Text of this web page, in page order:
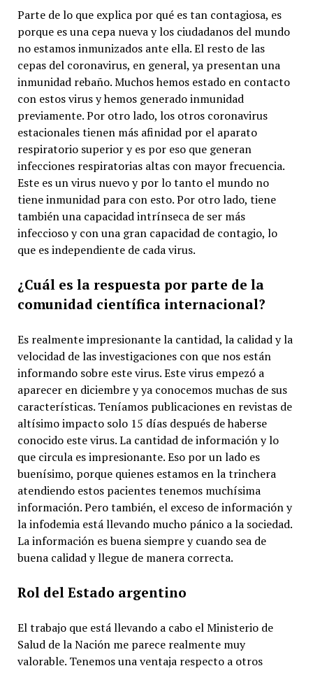
Parte de lo que explica por qué es tan contagiosa, es
porque es una cepa nueva y los ciudadanos del mundo
no estamos inmunizados ante ella. El resto de las
cepas del coronavirus, en general, ya presentan una
inmunidad rebaño. Muchos hemos estado en contacto
con estos virus y hemos generado inmunidad
previamente. Por otro lado, los otros coronavirus
estacionales tienen más afinidad por el aparato
respiratorio superior y es por eso que generan
infecciones respiratorias altas con mayor frecuencia.
Este es un virus nuevo y por lo tanto el mundo no
tiene inmunidad para con esto. Por otro lado, tiene
también una capacidad intrínseca de ser más
infeccioso y con una gran capacidad de contagio, lo
que es independiente de cada virus.
¿Cuál es la respuesta por parte de la
comunidad científica internacional?
Es realmente impresionante la cantidad, la calidad y la
velocidad de las investigaciones con que nos están
informando sobre este virus. Este virus empezó a
aparecer en diciembre y ya conocemos muchas de sus
características. Teníamos publicaciones en revistas de
altísimo impacto solo 15 días después de haberse
conocido este virus. La cantidad de información y lo
que circula es impresionante. Eso por un lado es
buenísimo, porque quienes estamos en la trinchera
atendiendo estos pacientes tenemos muchísima
información. Pero también, el exceso de información y
la infodemia está llevando mucho pánico a la sociedad.
La información es buena siempre y cuando sea de
buena calidad y llegue de manera correcta.
Rol del Estado argentino
El trabajo que está llevando a cabo el Ministerio de
Salud de la Nación me parece realmente muy
valorable. Tenemos una ventaja respecto a otros